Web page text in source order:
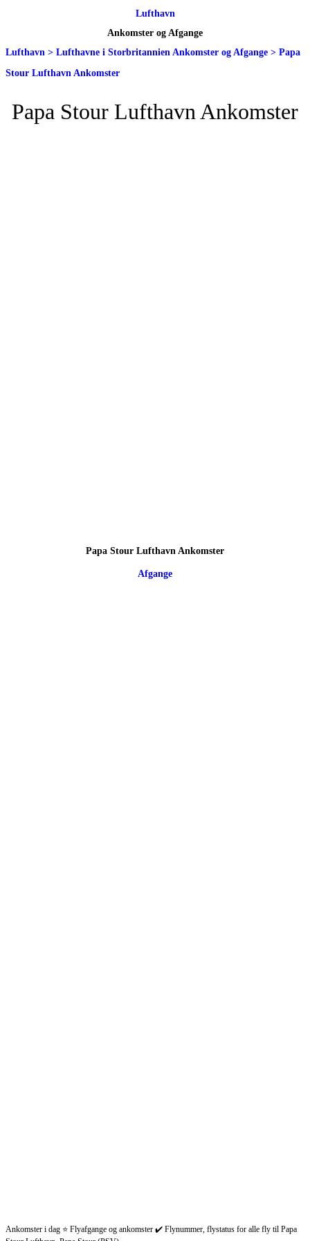
Lufthavn
Ankomster og Afgange
Lufthavn > Lufthavne i Storbritannien Ankomster og Afgange > Papa
Stour Lufthavn Ankomster
Papa Stour Lufthavn Ankomster
Papa Stour Lufthavn Ankomster
Afgange
Ankomster i dag ⭐ Flyafgange og ankomster ✔️ Flynummer, flystatus for alle fly til Papa